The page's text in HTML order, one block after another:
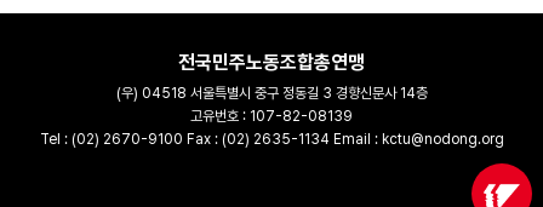
전국민주노동조합총연맹
(우) 04518 서울특별시 중구 정동길 3 경향신문사 14층
고유번호 : 107-82-08139
Tel : (02) 2670-9100 Fax : (02) 2635-1134 Email : kctu@nodong.org